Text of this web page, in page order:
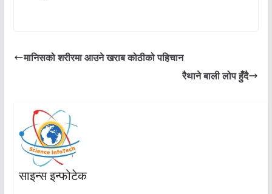
मानिसको शरीरमा आउने खराब कोठीको पहिचान
रैथाने बाली लोप हुँदै
साइन्स इन्फोटेक